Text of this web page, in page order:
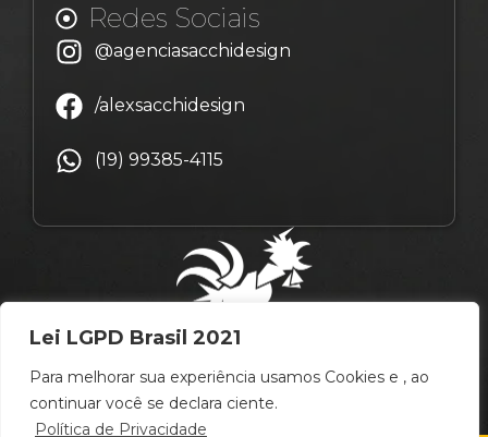
Lei LGPD Brasil 2021
Para melhorar sua experiência usamos Cookies e , ao
continuar você se declara ciente.
Política de Privacidade
Redes Sociais
@agenciasacchidesign
/alexsacchidesign
(19) 99385-4115